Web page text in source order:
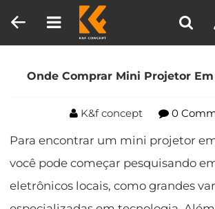
Lar Blog
Onde Comprar Mini
Onde Comprar Mini Projetor
K&f concept 0
Para encontrar um mini projetor
você pode começar pesquisando
eletrônicos locais, como grandes